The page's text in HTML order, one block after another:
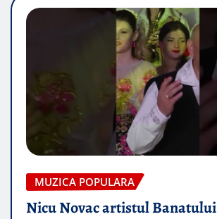
MUZICA POPULARA
Nicu Novac artistul Banatului